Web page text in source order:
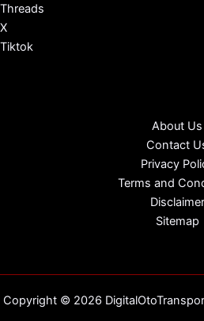
Threads
X
Tiktok
About Us
Contact
Privacy
Terms and
Disclaimer
Sitemap
Copyright © 2026